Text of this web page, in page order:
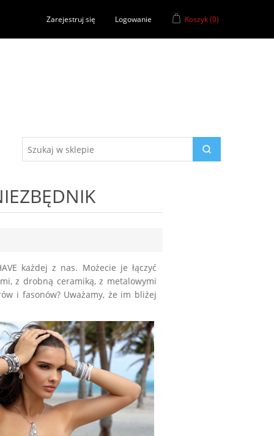
Zarejestruj się Logowanie Koszyk(0)
każdej z nas. Możecie je łączyć
z drobną ceramiką, z metalowymi
i fasonów? Uważamy, że im bliżej